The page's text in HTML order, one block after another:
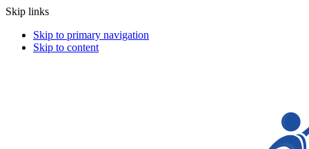
Skip links
Skip to primary navigation
Skip to content